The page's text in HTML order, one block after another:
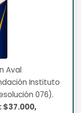
Aval
Instituto
076).